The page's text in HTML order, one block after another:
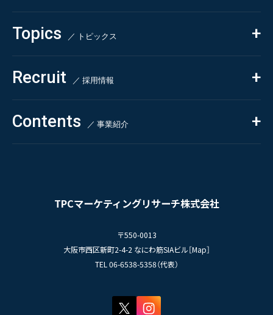
TPCマーケティングリサーチ株式会社
〒550-0013
大阪市西区新町2-4-2 なにわ筋SIAビル［Map］
TEL 06-6538-5358（代表）
- 市場調査
- 競合調査
- アンケート調査
- クイックリサーチ
自主企画調査
Beauty & Cosmetics
Health & Food
Pharmaceuticals & Medical
Chemical & Life Sciences
Topics ／ トピックス
ALL
お知らせ
新刊情報
掲載情報
Recruit ／ 採用情報
採用TOP
- 求める人物像
Contents ／ 事業紹介
お問い合わせ
プライバシーポリシー